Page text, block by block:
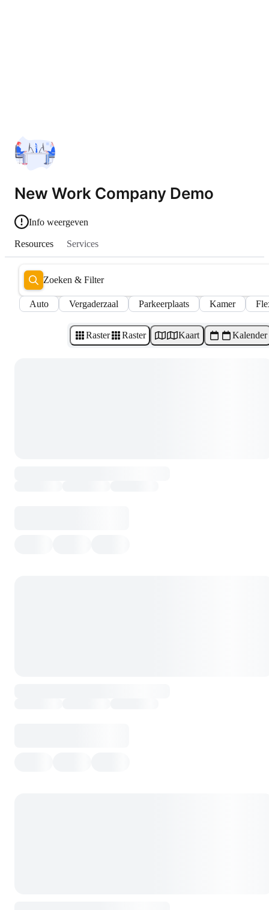
New Work Company Demo
Info weergeven
Resources Services
Zoeken & Filter
Auto Vergaderzaal Parkeerplaats Kamer
Raster Raster Kaart Kalender